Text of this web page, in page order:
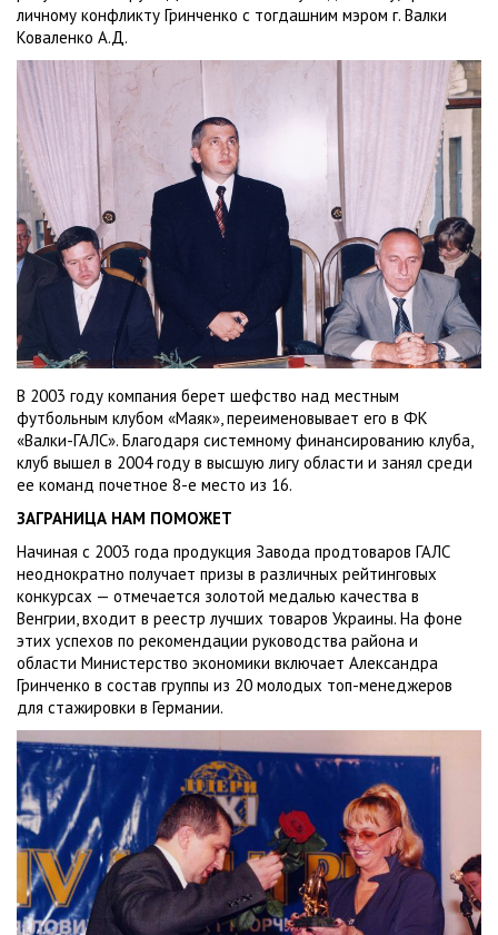
личному конфликту Гринченко с тогдашним мэром г. Валки
Коваленко А.Д.
В 2003 году компания берет шефство над местным
футбольным клубом «Маяк», переименовывает его в ФК
«Валки-ГАЛС». Благодаря системному финансированию клуба,
клуб вышел в 2004 году в высшую лигу области и занял среди
ее команд почетное 8-е место из 16.
ЗАГРАНИЦА НАМ ПОМОЖЕТ
Начиная с 2003 года продукция Завода продтоваров ГАЛС
неоднократно получает призы в различных рейтинговых
конкурсах — отмечается золотой медалью качества в
Венгрии, входит в реестр лучших товаров Украины. На фоне
этих успехов по рекомендации руководства района и
области Министерство экономики включает Александра
Гринченко в состав группы из 20 молодых топ-менеджеров
для стажировки в Германии.